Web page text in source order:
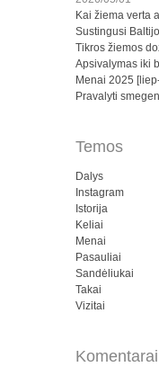
Kai žiema verta
Sustingusi
Tikros žiemos
Apsivalymas iki
Menai 2025
Pravalyti
Temos
Dalys
Instagram
Istorija
Keliai
Menai
Pasauliai
Sandėliukai
Takai
Vizitai
Komentarai